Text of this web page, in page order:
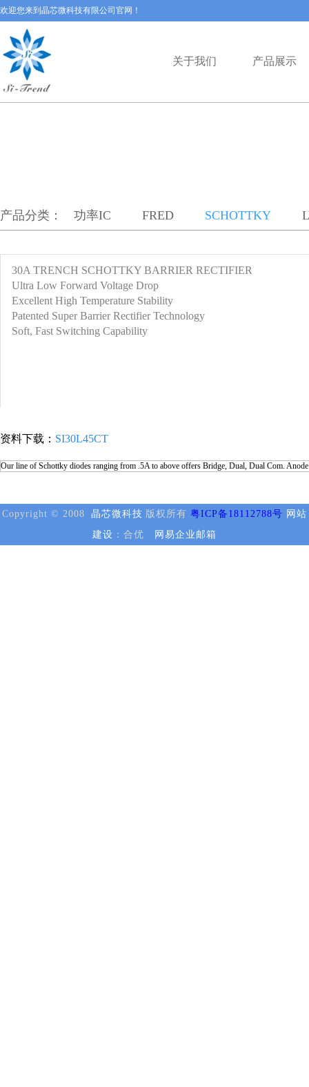
欢迎您来到晶芯微科技有限公司官网！
关于我们 产品展示
产品分类： 功率IC FRED SCHOTTKY
30A TRENCH SCHOTTKY BARRIER RECTIFIER
Ultra Low Forward Voltage Drop
Excellent High Temperature Stability
Patented Super Barrier Rectifier Technology
Soft, Fast Switching Capability
资料下载： SI30L45CT
Our line of Schottky diodes ranging from .5A to above offers Bridge, Dual, Dual Com.
Copyright © 2008 晶芯微科技 版权所有 粤ICP备18112788号 网站
建设 ：合优 网易企业邮箱